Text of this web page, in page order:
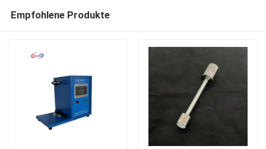
Empfohlene Produkte